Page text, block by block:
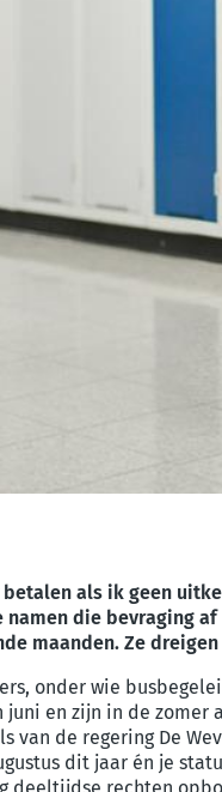
als ik geen
namen die bevraging
maanden. Ze
onder wie
en zijn in de zomer
van de regering De
dit jaar én je